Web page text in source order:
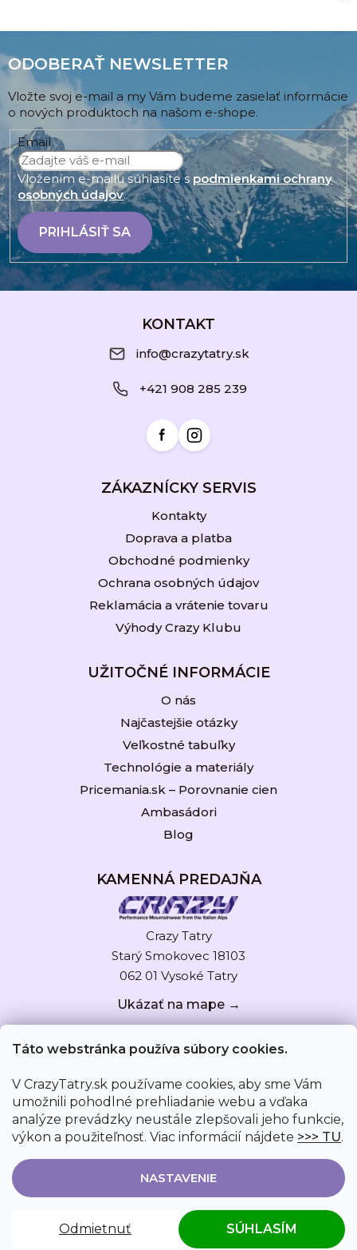
Táto webstránka používa súbory cookies.
V CrazyTatry.sk používame cookies, aby sme Vám
umožnili pohodlné prehliadanie webu a vďaka
analýze prevádzky neustále zlepšovali jeho funkcie,
výkon a použiteľnosť. Viac informácií nájdete >>> TU.
NASTAVENIE
Odmietnuť SÚHLASÍM
ODOBERAŤ NEWSLETTER
Vložte svoj e-mail a my Vám budeme zasielať informácie
o nových produktoch na našom e-shope.
Email
Vložením e-mailu súhlasíte spodmienkami ochrany
osobných údajov.
PRIHLÁSIŤ SA
KONTAKT
info@crazytatry.sk
+421 908 285 239
ZÁKAZNÍCKY SERVIS
Kontakty
Doprava a platba
Obchodné podmienky
Ochrana osobných údajov
Reklamácia a vrátenie tovaru
Výhody Crazy Klubu
UŽITOČNÉ INFORMÁCIE
O nás
Najčastejšie otázky
Veľkostné tabuľky
Technológie a materiály
Pricemania.sk – Porovnanie cien
Ambasádori
Blog
KAMENNÁ PREDAJŇA
Crazy Tatry
Starý Smokovec 18103
062 01 Vysoké Tatry
Ukázať na mape →
Vytvoril Shoptet
Upravil Jurky
Copyright 2026
CrazyTatry.sk . Všetky práva